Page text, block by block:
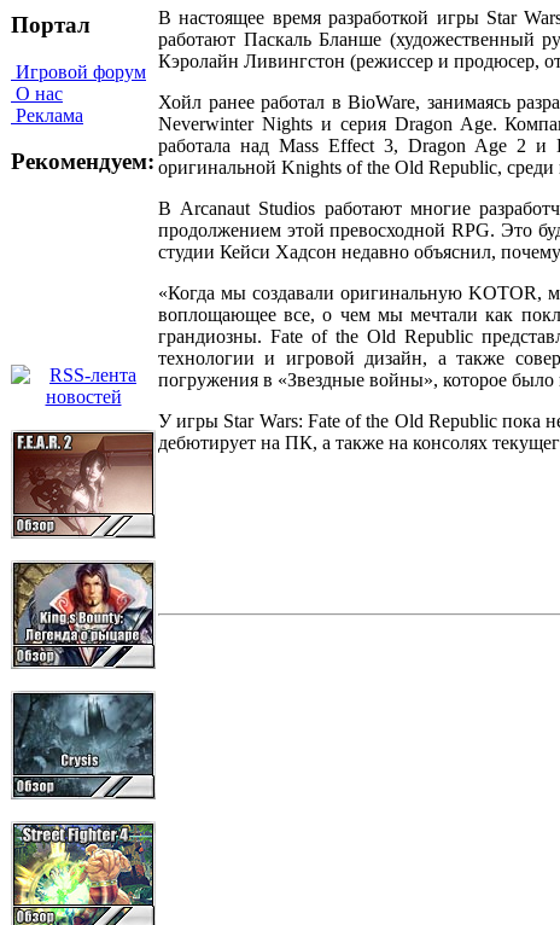
Портал
Игровой форум
О нас
Реклама
Рекомендуем:
В настоящее время разработкой игры Star
работают Паскаль Бланше (художественный
Кэролайн Ливингстон (режиссер и продюсер,
Хойл ранее работал в BioWare, занимаясь
Neverwinter Nights и серия Dragon Age.
работала над Mass Effect 3, Dragon Age 2 и
оригинальной Knights of the Old Republic, среди
В Arcanaut Studios работают многие
продолжением этой превосходной RPG. Это
студии Кейси Хадсон недавно объяснил,
«Когда мы создавали оригинальную KOTOR,
воплощающее все, о чем мы мечтали как
грандиозны. Fate of the Old Republic
технологии и игровой дизайн, а также
погружения в «Звездные войны», которое
У игры Star Wars: Fate of the Old Republic пока
дебютирует на ПК, а также на консолях